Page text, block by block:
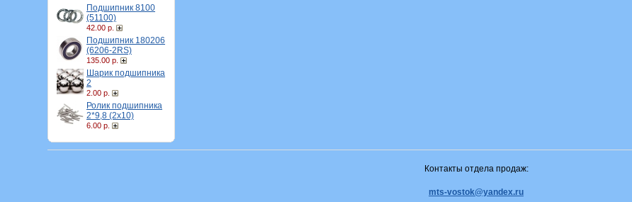
Подшипник 8100
(51100)
42.00 р.
Подшипник 180206
(6206-2RS)
135.00 р.
Шарик подшипника
2
2.00 р.
Ролик подшипника
2*9,8 (2х10)
6.00 р.
Контакты отдела продаж:
mts-vostok@yandex.ru